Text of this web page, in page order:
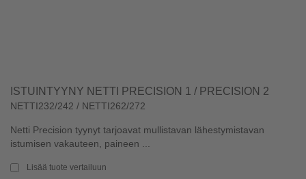
ISTUINTYYNY NETTI PRECISION 1 / PRECISION 2
NETTI232/242 / NETTI262/272
Netti Precision tyynyt tarjoavat mullistavan lähestymistavan
istumisen vakauteen, paineen ...
Lisää tuote vertailuun